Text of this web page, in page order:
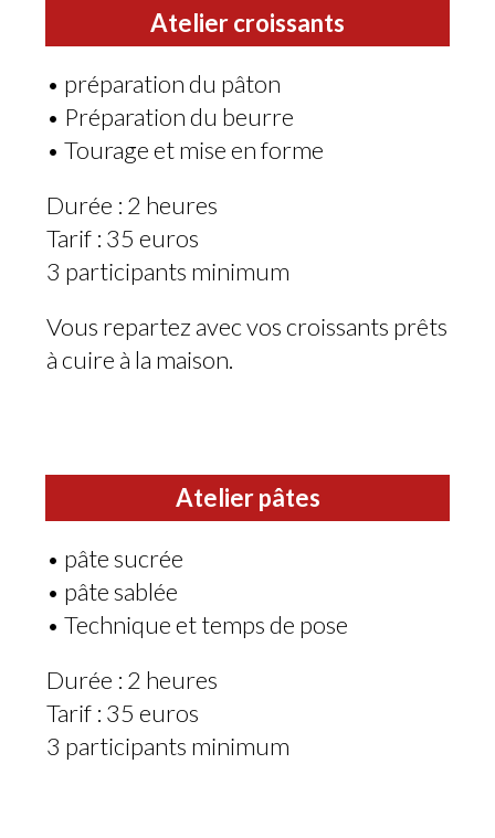
Atelier croissants
• préparation du pâton
• Préparation du beurre
• Tourage et mise en forme
Durée : 2 heures
Tarif : 35 euros
3 participants minimum
Vous repartez avec vos croissants prêts
à cuire à la maison.
Atelier pâtes
• pâte sucrée
• pâte sablée
• Technique et temps de pose
Durée : 2 heures
Tarif : 35 euros
3 participants minimum